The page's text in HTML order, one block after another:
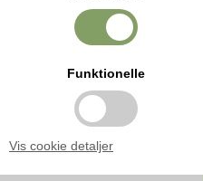
Funktionelle
Vis cookie detaljer
DANSK HJEMMEPRODUKTION